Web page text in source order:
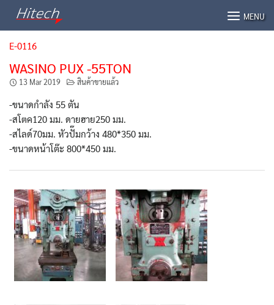
MENU
E-0116
WASINO PUX -55TON
13 Mar 2019 สินค้าขายแล้ว
-ขนาดกำลัง 55 ตัน
-สโตค120 มม. ดายฮาย250 มม.
-สไลด์70มม. หัวปั๊มกว้าง 480*350 มม.
-ขนาดหน้าโต๊ะ 800*450 มม.